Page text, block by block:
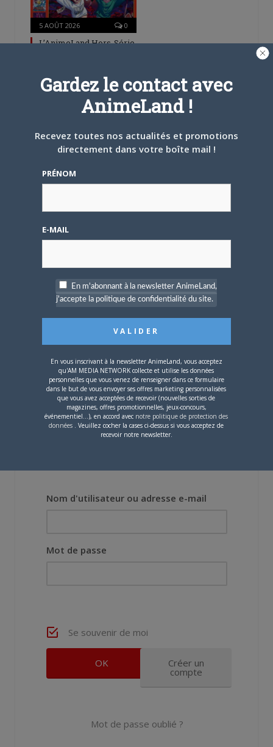
5 AOÛT 2026 0
L’AnimeLand Hors-Série
Une nouvelle série TV
Digimon en préparation
4 JUILLET 2026 0
[Entretien] Mokochan : «
Lors des prémices du
originel.»
Vous devezvous connecterpour laisser un
commentaire.
Nom d'utilisateur ou adresse e-mail
Mot de passe
Se souvenir de moi
Créer un
compte
Mot de passe oublié ?
Gardez le contact avec
AnimeLand !
Recevez toutes nos actualités et promotions
directement dans votre boîte mail !
PRÉNOM
E-MAIL
En m'abonnant à la newsletter AnimeLand,
j'accepte la politique de confidentialité du site.
En vous inscrivant à la newsletter AnimeLand, vous acceptez
qu'AM MEDIA NETWORK collecte et utilise les données
personnelles que vous venez de renseigner dans ce formulaire
dans le but de vous envoyer ses offres marketing personnalisées
que vous avez acceptées de recevoir (nouvelles sorties de
magazines, offres promotionnelles, jeux-concours,
événementiel...), en accord avec notre politique de protection des
données . Veuillez cocher la cases ci-dessus si vous acceptez de
recevoir notre newsletter.